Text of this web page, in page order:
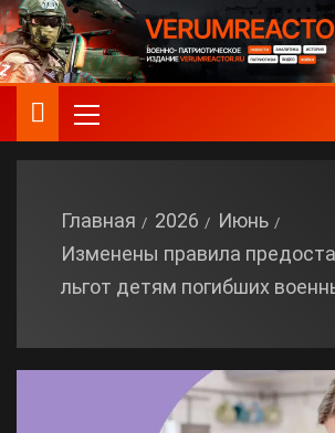
Главная 2026
Июнь
Изменены правила
льгот детям погибших